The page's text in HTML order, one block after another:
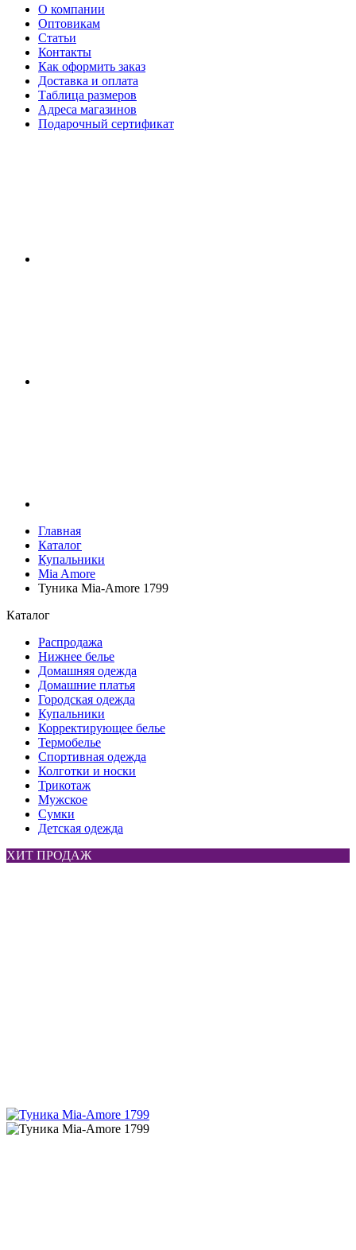
О компании
Оптовикам
Статьи
Контакты
Как оформить заказ
Доставка и оплата
Таблица размеров
Адреса магазинов
Подарочный сертификат
Главная
Каталог
Купальники
Mia Amore
Туника Mia-Amore 1799
Каталог
Распродажа
Нижнее белье
Домашняя одежда
Домашние платья
Городская одежда
Купальники
Корректирующее белье
Термобелье
Спортивная одежда
Колготки и носки
Трикотаж
Мужское
Сумки
Детская одежда
ХИТ ПРОДАЖ